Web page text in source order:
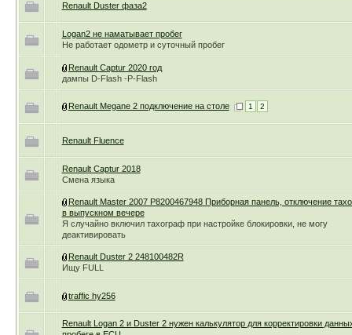
Renault Duster фаза2
Logan2 не наматывает пробег
Не работает одометр и суточный пробег
Renault Captur 2020 год
дампы D-Flash -P-Flash
Renault Megane 2 подключение на столе 1 2
Renault Fluence
Renault Captur 2018
Смена языка
Renault Master 2007 P8200467948 Приборная панель, отключение
в выпускном вечере
Я случайно включил тахограф при настройке блокировки, не могу
деактивировать
Renault Duster 2 248100482R
Ищу FULL
traffic hy256
Renault Logan 2 и Duster 2 нужен калькулятор для корректировки